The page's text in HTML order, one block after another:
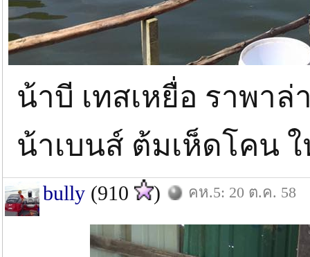
น้าบี เทสเหยื่อ ราพาล่
น้าเบนส์ ต้มเห็ดโคน
bully (910 ) คห.5: 20 ต.ค. 58